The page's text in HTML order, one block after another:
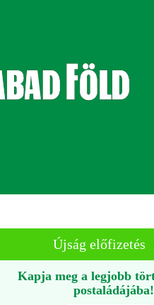
Újság előfizetés
Kapja meg a legjobb
postaládájába!